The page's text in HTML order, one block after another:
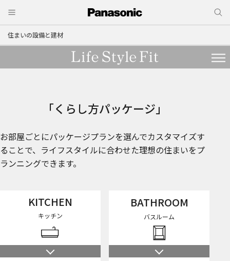
住まいの設備と建材
「くらし方パッケージ」
お部屋ごとにパッケージプランを選んでカスタマイズす
ることで、 ライフスタイルに合わせた理想の住まいをプ
ランニングできます。
KITCHEN
キッチン
BATHROOM
バスルーム